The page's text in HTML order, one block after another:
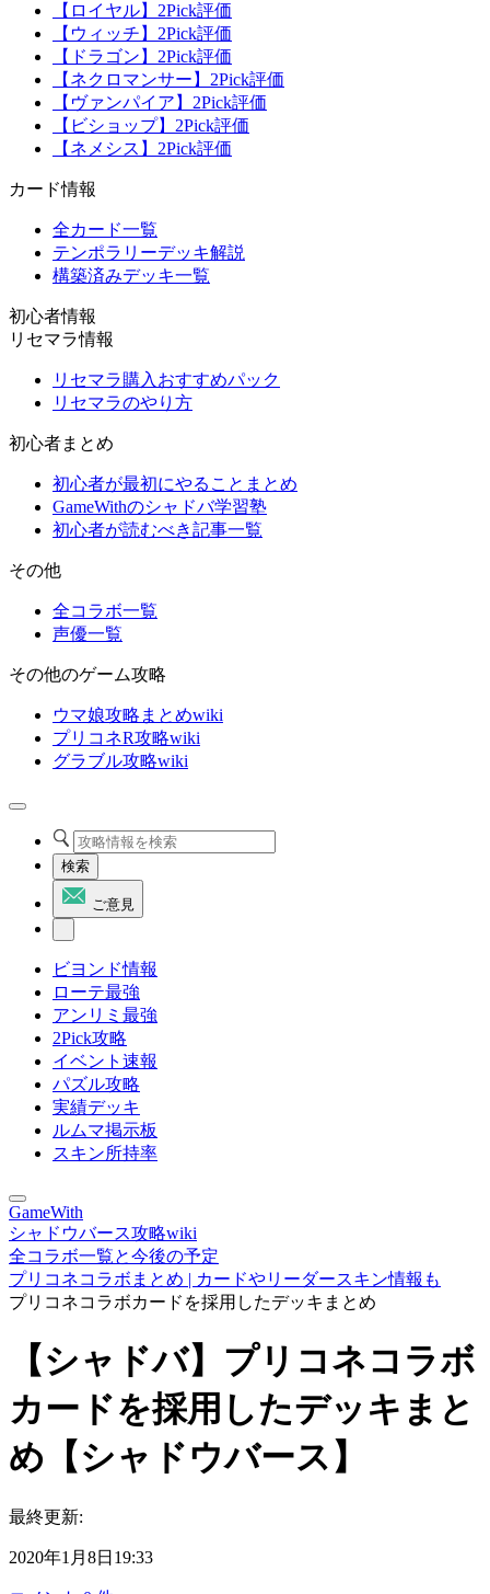
【ロイヤル】2Pick評価
【ウィッチ】2Pick評価
【ドラゴン】2Pick評価
【ネクロマンサー】2Pick評価
【ヴァンパイア】2Pick評価
【ビショップ】2Pick評価
【ネメシス】2Pick評価
カード情報
全カード一覧
テンポラリーデッキ解説
構築済みデッキ一覧
初心者情報
リセマラ情報
リセマラ購入おすすめパック
リセマラのやり方
初心者まとめ
初心者が最初にやることまとめ
GameWithのシャドバ学習塾
初心者が読むべき記事一覧
その他
全コラボ一覧
声優一覧
その他のゲーム攻略
ウマ娘攻略まとめwiki
プリコネR攻略wiki
グラブル攻略wiki
検索
ご意見
ビヨンド情報
ローテ最強
アンリミ最強
2Pick攻略
イベント速報
パズル攻略
実績デッキ
ルムマ掲示板
スキン所持率
GameWith
シャドウバース攻略wiki
全コラボ一覧と今後の予定
プリコネコラボまとめ | カードやリーダースキン情報も
プリコネコラボカードを採用したデッキまとめ
【シャドバ】プリコネコラボ
カードを採用したデッキまと
め【シャドウバース】
最終更新:
2020年1月8日19:33